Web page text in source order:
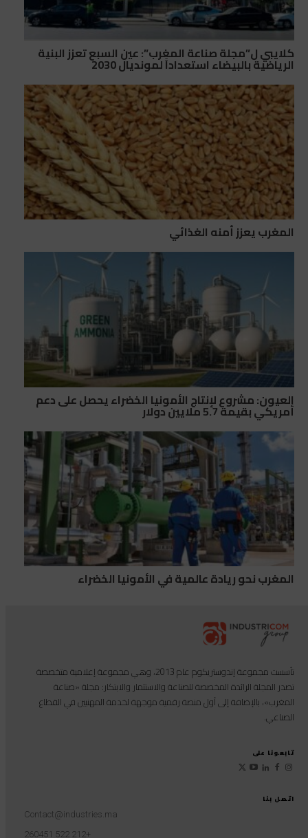
كلايبي ل”مجلة صناعة المغرب”: عين السبع تعزز البنية
الرياضية بالبيضاء استعداداً لمونديال 2030
المغرب يعزز أمنه الغذائي
العيون: مشروع لإنتاج الأمونيا الخضراء يحصل على دعم
أمريكي بقيمة 5.7 ملايين دولار
المغرب نحو ريادة عالمية في الأمونيا الخضراء
اتصل بنا
Contact@industries.ma
+212 522 260451
تأسست مجموعة إندوستريكوم عام 2013، وهي مجموعة إعلامية متخصصة
تصدر المجلة الرائدة المخصصة للصناعة والاستثمار والابتكار: مجلة «صناعة
المغرب»، بالإضافة إلى أول منصة رقمية موجهة لخدمة المهنيين في القطاع
الصناعي.
تابعونا على